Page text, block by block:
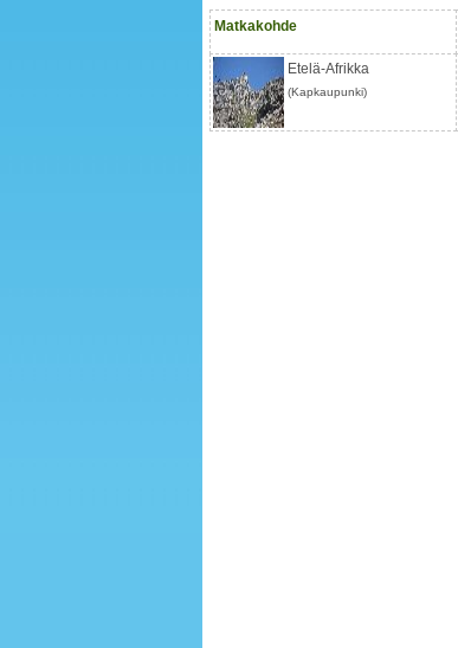
Matkakohde
Etelä-Afrikka
(Kapkaupunki)